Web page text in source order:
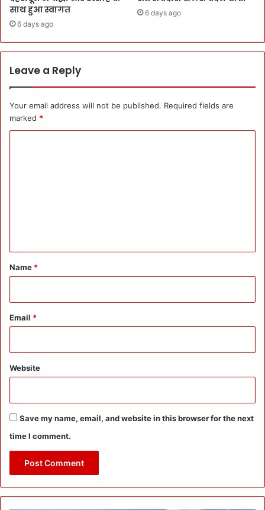
साथ हुआ स्वागत
6 days ago
6 days ago
Leave a Reply
Your email address will not be published. Required fields are
marked *
*
Name *
Email *
Website
Save my name, email, and website in this browser for the next
time I comment.